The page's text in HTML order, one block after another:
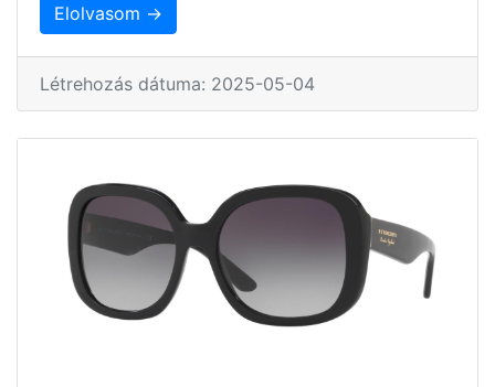
Elolvasom →
Létrehozás dátuma: 2025-05-04